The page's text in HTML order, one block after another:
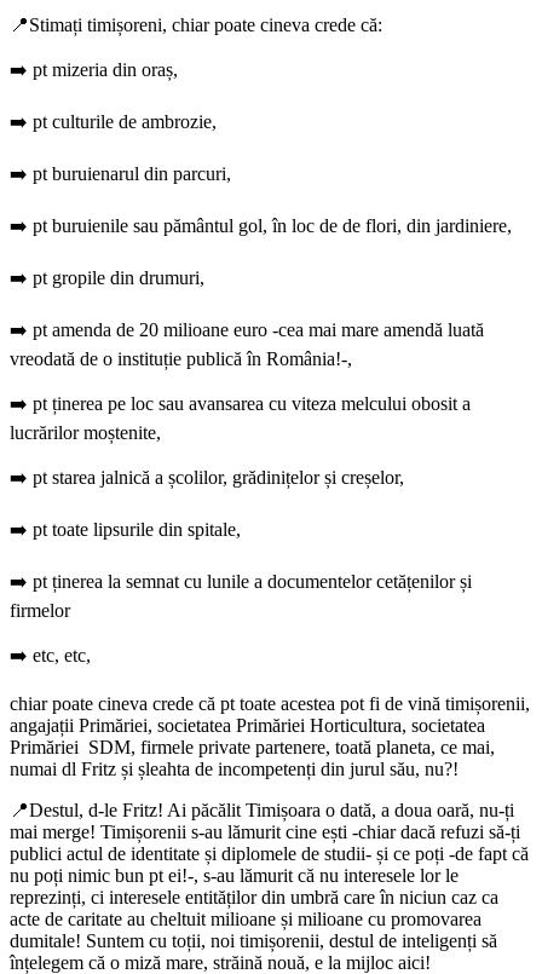
📍Stimați timișoreni, chiar poate cineva crede că:
➡️ pt mizeria din oraș,
➡️ pt culturile de ambrozie,
➡️ pt buruienarul din parcuri,
➡️ pt buruienile sau pământul gol, în loc de de flori, din jardiniere,
➡️ pt gropile din drumuri,
➡️ pt amenda de 20 milioane euro -cea mai mare amendă luată
vreodată de o instituție publică în România!-,
➡️ pt ținerea pe loc sau avansarea cu viteza melcului obosit a
lucrărilor moștenite,
➡️ pt starea jalnică a școlilor, grădinițelor și creșelor,
➡️ pt toate lipsurile din spitale,
➡️ pt ținerea la semnat cu lunile a documentelor cetățenilor și
firmelor
➡️ etc, etc,
chiar poate cineva crede că pt toate acestea pot fi de vină timișorenii,
angajații Primăriei, societatea Primăriei Horticultura, societatea
Primăriei SDM, firmele private partenere, toată planeta, ce mai,
numai dl Fritz și șleahta de incompetenți din jurul său, nu?!
📍Destul, d-le Fritz! Ai păcălit Timișoara o dată, a doua oară, nu-ți
mai merge! Timișorenii s-au lămurit cine ești -chiar dacă refuzi să-ți
publici actul de identitate și diplomele de studii- și ce poți -de fapt că
nu poți nimic bun pt ei!-, s-au lămurit că nu interesele lor le
reprezinți, ci interesele entităților din umbră care în niciun caz ca
acte de caritate au cheltuit milioane și milioane cu promovarea
dumitale! Suntem cu toții, noi timișorenii, destul de inteligenți să
înțelegem că o miză mare, străină nouă, e la mijloc aici!